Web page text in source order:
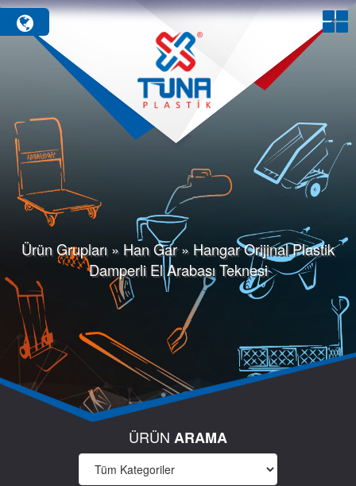
Ürün Grupları » Han Gar » Hangar Orijinal Plastik
Damperli El Arabası Teknesi
ÜRÜN ARAMA